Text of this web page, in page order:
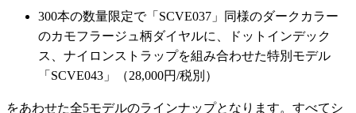
300本の数量限定で「SCVE037」同様のダークカラー
のカモフラージュ柄ダイヤルに、ドットインデック
ス、ナイロンストラップを組み合わせた特別モデル
「SCVE043」（28,000円/税別）
をあわせた全5モデルのラインナップとなります。すべてシ